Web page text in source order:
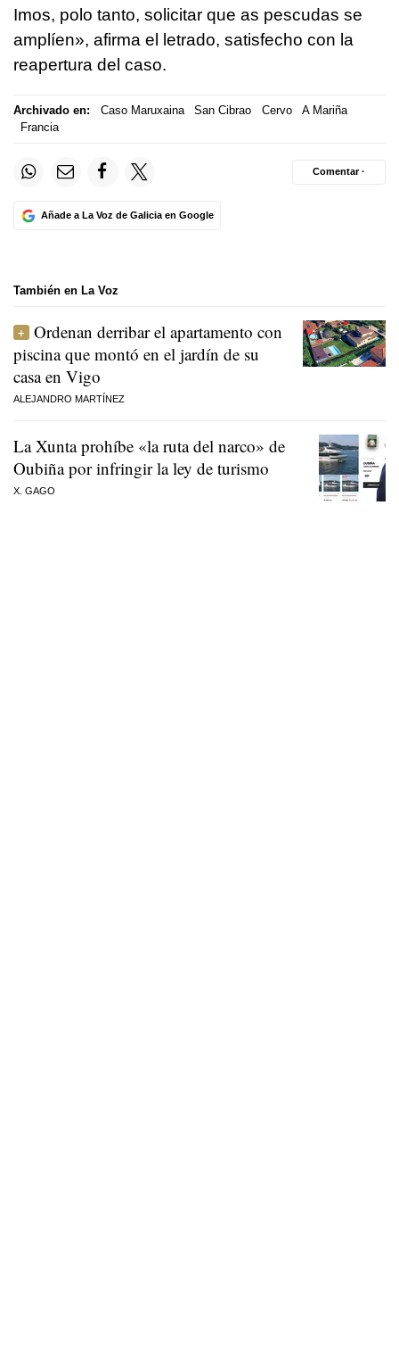
Imos, polo tanto, solicitar que as pescudas se
amplíen», afirma el letrado, satisfecho con la
reapertura del caso.
Archivado en: Caso Maruxaina San Cibrao Cervo
A Mariña
Francia
Añade a La Voz de Galicia en Google
Comentar ·
También en La Voz
Ordenan derribar el apartamento con
piscina que montó en el jardín de su
casa en Vigo
ALEJANDRO MARTÍNEZ
La Xunta prohíbe «la ruta del narco» de
Oubiña por infringir la ley de turismo
X. GAGO